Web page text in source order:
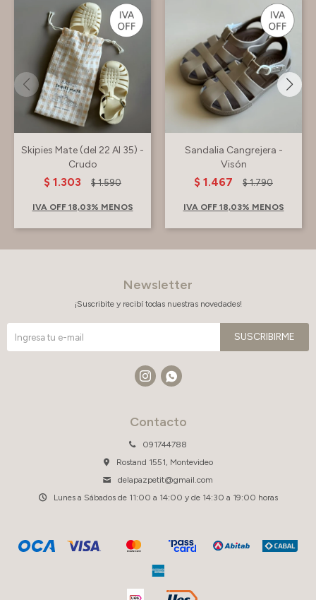
Skipies Mate (del 22 Al 35) -
Crudo
$ 1.303 $ 1.590
IVA OFF 18,03% MENOS
Sandalia Cangrejera -
Visón
$ 1.467 $ 1.790
IVA OFF 18,03% MENOS
Contacto
091744788
Rostand 1551, Montevideo
delapazpetit@gmail.com
Lunes a Sábados de 11:00 a 14:00 y de 14:30 a 19:00 horas
Newsletter
¡Suscribite y recibí todas nuestras novedades!
SUSCRIBIRME
 